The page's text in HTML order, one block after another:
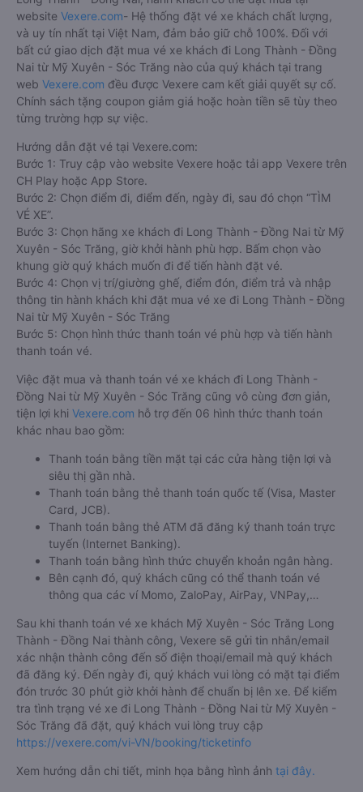
website Vexere.com- Hệ thống đặt vé xe khách chất lượng,
và uy tín nhất tại Việt Nam, đảm bảo giữ chỗ 100%. Đối với
bất cứ giao dịch đặt mua vé xe khách đi Long Thành - Đồng
Nai từ Mỹ Xuyên - Sóc Trăng nào của quý khách tại trang
web Vexere.com đều được Vexere cam kết giải quyết sự cố.
Chính sách tặng coupon giảm giá hoặc hoàn tiền sẽ tùy theo
từng trường hợp sự việc.
Hướng dẫn đặt vé tại Vexere.com:
Bước 1: Truy cập vào website Vexere hoặc tải app Vexere trên
CH Play hoặc App Store.
Bước 2: Chọn điểm đi, điểm đến, ngày đi, sau đó chọn “TÌM
VÉ XE”.
Bước 3: Chọn hãng xe khách đi Long Thành - Đồng Nai từ Mỹ
Xuyên - Sóc Trăng, giờ khởi hành phù hợp. Bấm chọn vào
khung giờ quý khách muốn đi để tiến hành đặt vé.
Bước 4: Chọn vị trí/giường ghế, điểm đón, điểm trả và nhập
thông tin hành khách khi đặt mua vé xe đi Long Thành - Đồng
Nai từ Mỹ Xuyên - Sóc Trăng
Bước 5: Chọn hình thức thanh toán vé phù hợp và tiến hành
thanh toán vé.
Việc đặt mua và thanh toán vé xe khách đi Long Thành -
Đồng Nai từ Mỹ Xuyên - Sóc Trăng cũng vô cùng đơn giản,
tiện lợi khi Vexere.com hỗ trợ đến 06 hình thức thanh toán
khác nhau bao gồm:
Thanh toán bằng tiền mặt tại các cửa hàng tiện lợi và
siêu thị gần nhà.
Thanh toán bằng thẻ thanh toán quốc tế (Visa, Master
Card, JCB).
Thanh toán bằng thẻ ATM đã đăng ký thanh toán trực
tuyến (Internet Banking).
Thanh toán bằng hình thức chuyển khoản ngân hàng.
Bên cạnh đó, quý khách cũng có thể thanh toán vé
thông qua các ví Momo, ZaloPay, AirPay, VNPay,…
Sau khi thanh toán vé xe khách Mỹ Xuyên - Sóc Trăng Long
Thành - Đồng Nai thành công, Vexere sẽ gửi tin nhắn/email
xác nhận thành công đến số điện thoại/email mà quý khách
đã đăng ký. Đến ngày đi, quý khách vui lòng có mặt tại điểm
đón trước 30 phút giờ khởi hành để chuẩn bị lên xe. Để kiểm
tra tình trạng vé xe đi Long Thành - Đồng Nai từ Mỹ Xuyên -
Sóc Trăng đã đặt, quý khách vui lòng truy cập
https://vexere.com/vi-VN/booking/ticketinfo
Xem hướng dẫn chi tiết, minh họa bằng hình ảnh tại đây.